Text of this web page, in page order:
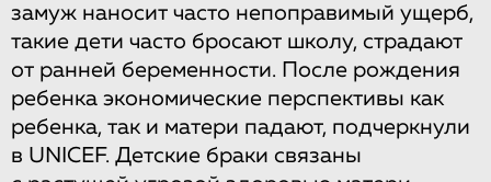
замуж наносит часто непоправимый ущерб,
такие дети часто бросают школу, страдают
от ранней беременности. После рождения
ребенка экономические перспективы как
ребенка, так и матери падают, подчеркнули
в UNICEF. Детские браки связаны